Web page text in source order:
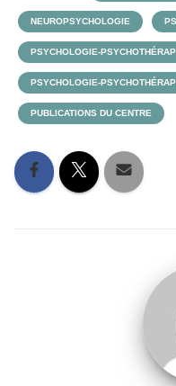
NEUROPSYCHOLOGIE
PSYCHOLOGIE-
PSYCHOLOGIE-
PUBLICATIONS DU CENTRE